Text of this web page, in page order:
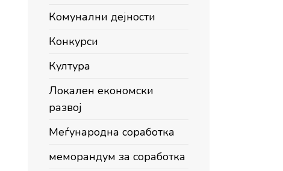
Комунални дејности
Конкурси
Култура
Локален економски
развој
Меѓународна соработка
меморандум за соработка